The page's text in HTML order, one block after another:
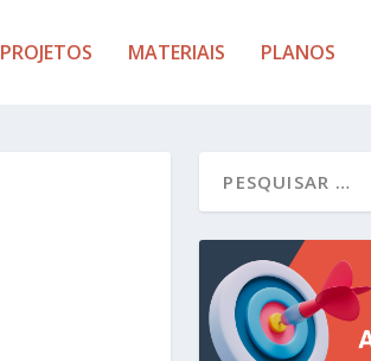
PROJETOS MATERIAIS PLANOS